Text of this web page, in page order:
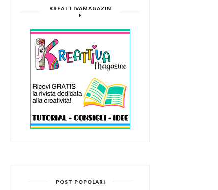
LOKLIK HAT PRESS:
CREARE CAPPELLI P...
KREATTIVAMAGAZIN
E
POST POPOLARI